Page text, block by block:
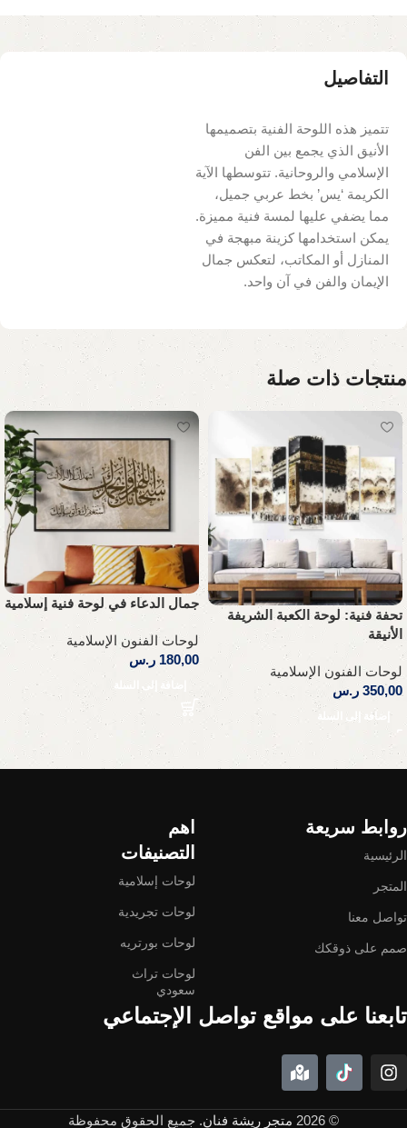
التفاصيل
تتميز هذه اللوحة الفنية بتصميمها
الأنيق الذي يجمع بين الفن
الإسلامي والروحانية. تتوسطها الآية
الكريمة ‘يس’ بخط عربي جميل،
مما يضفي عليها لمسة فنية مميزة.
يمكن استخدامها كزينة مبهجة في
المنازل أو المكاتب، لتعكس جمال
الإيمان والفن في آن واحد.
منتجات ذات صلة
تحفة فنية: لوحة الكعبة الشريفة
الأنيقة
لوحات الفنون الإسلامية
350,00 ر.س
إضافة إلى السلة
جمال الدعاء في لوحة فنية إسلامية
لوحات الفنون الإسلامية
180,00 ر.س
إضافة إلى السلة
Read More
روابط سريعة
الرئيسية
المتجر
تواصل معنا
صمم على ذوقكك
اهم
التصنيفات
لوحات إسلامية
لوحات تجريدية
لوحات بورتريه
لوحات تراث
سعودي
تابعنا على مواقع تواصل الإجتماعي
© 2026 متجر ريشة فنان. جميع الحقوق محفوظة